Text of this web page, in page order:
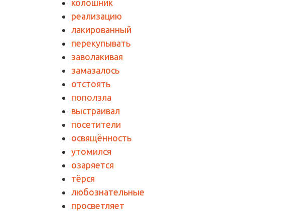
колошник
реализацию
лакированный
перекупывать
заволакивая
замазалось
отстоять
поползла
выстраивал
посетители
освящённость
утомился
озаряется
тёрся
любознательные
просветляет